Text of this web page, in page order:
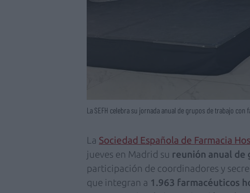
La SEFH celebra su jornada anual de grupos de trabajo
La Sociedad Española de Farmacia
jueves en Madrid su reunión anual de
participación de coordinadores y
que integran a 1.963 farmacéuticos